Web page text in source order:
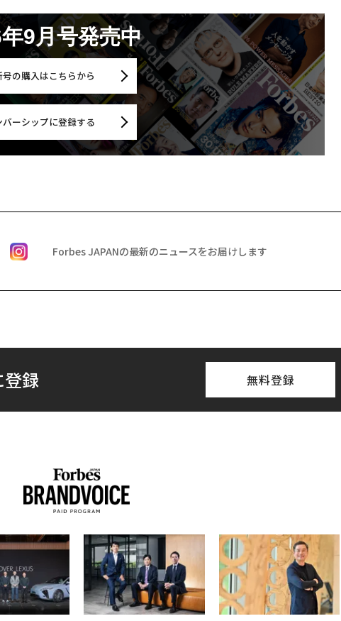
9月号発売中
号の購入はこちらから
バーシップに登録する
Forbes JAPANの最新のニュースをお届けします
録 無料登録